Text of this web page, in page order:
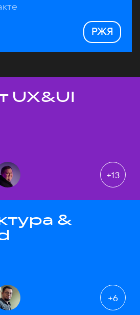
РЖЯ
UX&UI
+13
&
+6